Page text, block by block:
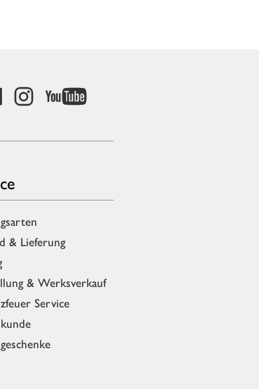
& Lieferung
& Werksverkauf
Service